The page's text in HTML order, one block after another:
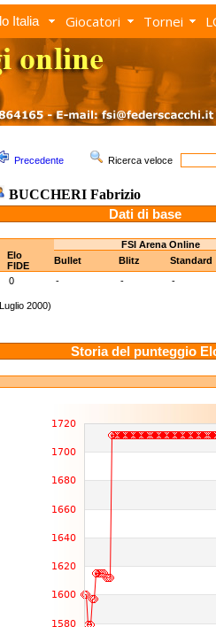
Italia Giocatori Tornei
Precedente Ricerca veloce
BUCCHERI Fabrizio
Dati di base
FSI Arena Online
Elo
FIDE
Bullet Blitz Standard
0 - - -
2000)
Storia del punteggio